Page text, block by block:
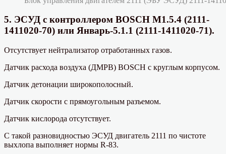
5. ЭСУД с контроллером BOSCH M1.5.4 (2111-
1411020-70) или Январь-5.1.1 (2111-1411020-71).
Отсутствует нейтрализатор отработанных газов.
Датчик расхода воздуха (ДМРВ) BOSCH с круглым корпусом.
Датчик детонации широкополосный.
Датчик скорости с прямоугольным разъемом.
Датчик кислорода отсутствует.
С такой разновидностью ЭСУД двигатель 2111 по чистоте
выхлопа выполняет нормы R-83.